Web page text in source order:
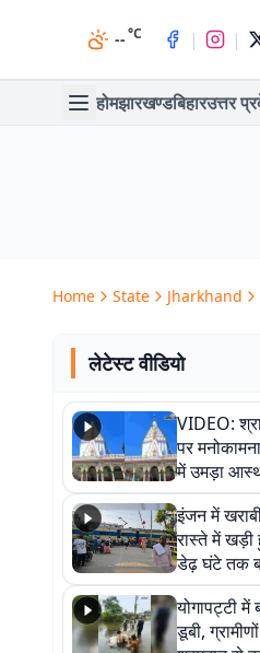
--°C | |
होमझारखण्डबिहारउत्तर
Home State Jharkhand
लेटेस्ट वीडियो
VIDEO:
पर
में उमड़ा
सैलाब, हर-
जयघोष से
इंजन में
रास्ते में खड़ी
डेढ़ घंटे तक
आवागमन
योगापट्टी
डूबी,